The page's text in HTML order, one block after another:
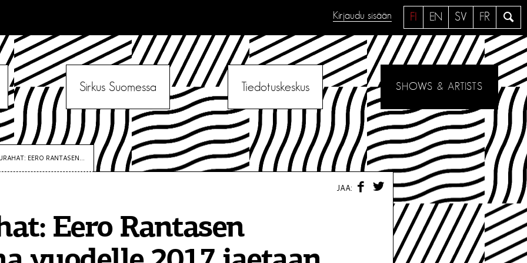
a
e
FI EN SV FR
Kirjaudu sisään
Sirkus Suomessa Tiedotuskeskus SHOWS & ARTISTS
EERO RANTASEN...
Eero Rantasen
JAA:
F
W